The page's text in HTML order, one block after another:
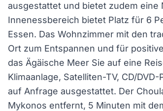
ausgestattet und bietet zudem
Innenessbereich bietet Platz für 6
Essen. Das Wohnzimmer mit den
Ort zum Entspannen und für
das Ägäische Meer Sie auf eine
Klimaanlage, Satelliten-TV, CD/
auf Anfrage ausgestattet. Der
Mykonos entfernt, 5 Minuten mit